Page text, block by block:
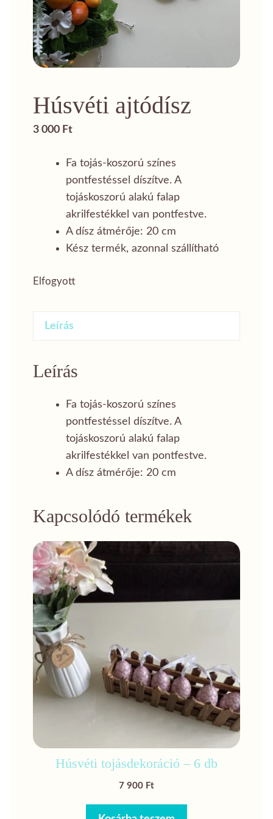
Húsvéti ajtódísz
3 000 Ft
Fa tojás-koszorú színes
pontfestéssel díszítve. A
tojáskoszorú alakú falap
akrilfestékkel van pontfestve.
A dísz átmérője: 20 cm
Kész termék, azonnal szállítható
Elfogyott
Leírás
Leírás
Fa tojás-koszorú színes
pontfestéssel díszítve. A
tojáskoszorú alakú falap
akrilfestékkel van pontfestve.
A dísz átmérője: 20 cm
Kapcsolódó termékek
Húsvéti tojásdekoráció – 6 db
7 900 Ft